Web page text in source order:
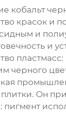
кобальт
красок и
и
и
пластмасс:
черного
плитки. Он
пигмент